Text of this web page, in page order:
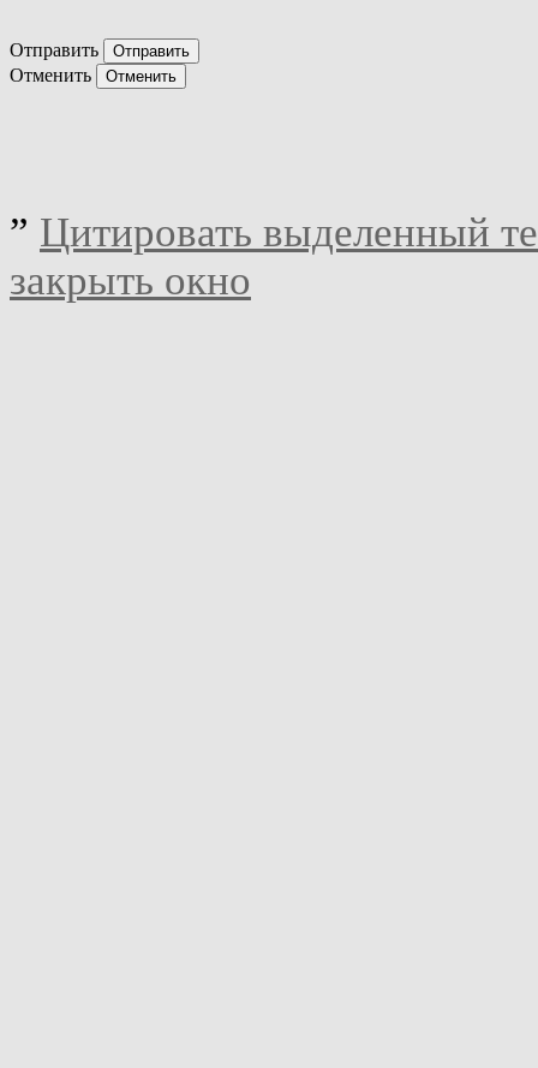
Отправить
Отменить
” Цитировать выделенный
закрыть окно